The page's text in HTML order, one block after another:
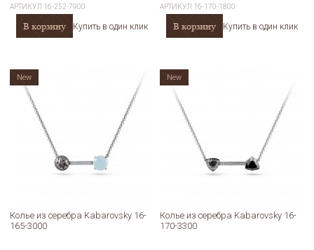
АРТИКУЛ 16-252-7900
В корзину Купить в один клик
АРТИКУЛ 16-170-1800
В корзину Купить в один клик
Колье из серебра Kabarovsky 16-
165-3000
New
Колье из серебра Kabarovsky 16-
170-3300
New